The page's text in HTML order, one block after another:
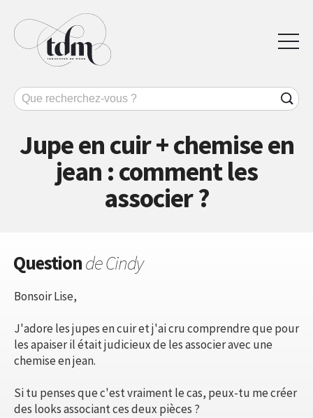
Jupe en cuir + chemise en
jean : comment les
associer ?
Questionde Cindy
Bonsoir Lise,
J'adore les jupes en cuir et j'ai cru comprendre que pour
les apaiser il était judicieux de les associer avec une
chemise en jean.
Si tu penses que c'est vraiment le cas, peux-tu me créer
des looks associant ces deux pièces ?